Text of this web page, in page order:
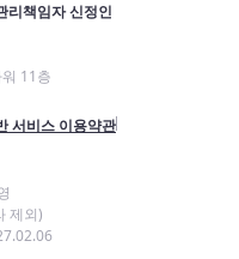
리책임자 신정인
11층
서비스 이용약관
제외)